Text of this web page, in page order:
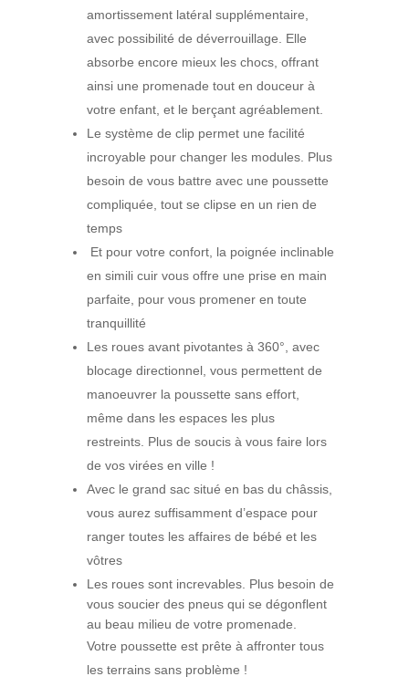
amortissement latéral supplémentaire,
avec possibilité de déverrouillage. Elle
absorbe encore mieux les chocs, offrant
ainsi une promenade tout en douceur à
votre enfant, et le berçant agréablement.
Le système de clip permet une facilité
incroyable pour changer les modules. Plus
besoin de vous battre avec une poussette
compliquée, tout se clipse en un rien de
temps
Et pour votre confort, la poignée inclinable
en simili cuir vous offre une prise en main
parfaite, pour vous promener en toute
tranquillité
Les roues avant pivotantes à 360°, avec
blocage directionnel, vous permettent de
manoeuvrer la poussette sans effort,
même dans les espaces les plus
restreints. Plus de soucis à vous faire lors
de vos virées en ville !
Avec le grand sac situé en bas du châssis,
vous aurez suffisamment d’espace pour
ranger toutes les affaires de bébé et les
vôtres
Les roues sont increvables. Plus besoin de
vous soucier des pneus qui se dégonflent
au beau milieu de votre promenade.
Votre poussette est prête à affronter tous
les terrains sans problème !